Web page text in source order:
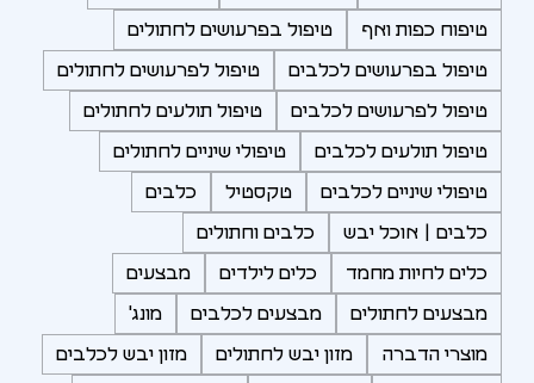
טיפוח כפות ואף טיפול בפרעושים לחתולים
טיפול בפרעושים לכלבים טיפול לפרעושים לחתולים
טיפול לפרעושים לכלבים טיפול תולעים לחתולים
טיפול תולעים לכלבים טיפולי שיניים לחתולים
טיפולי שיניים לכלבים טקסטיל כלבים
כלבים | אוכל יבש כלבים וחתולים
כלים לחיות מחמד כלים לילדים מבצעים
מבצעים לחתולים מבצעים לכלבים מונג'
מוצרי הדברה מזון יבש לחתולים מזון יבש לכלבים